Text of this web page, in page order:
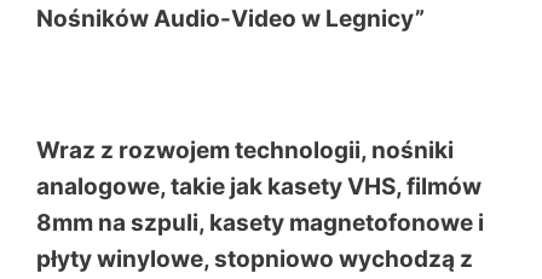
Nośników Audio-Video w Legnicy”
Wraz z rozwojem technologii, nośniki
analogowe, takie jak kasety VHS, filmów
8mm na szpuli, kasety magnetofonowe i
płyty winylowe, stopniowo wychodzą z